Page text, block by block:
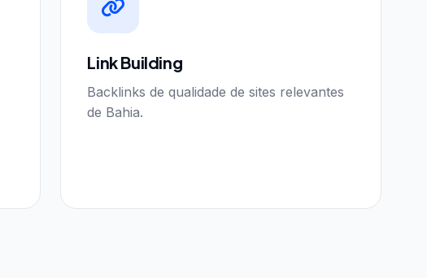
Link Building
Backlinks de qualidade de sites relevantes
de Bahia.